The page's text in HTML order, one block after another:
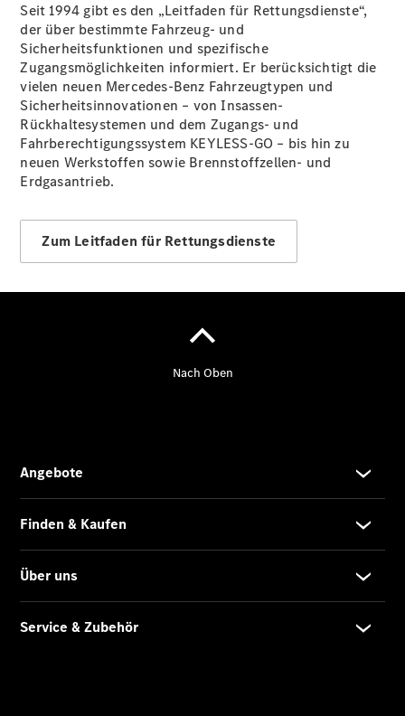
Fahrgestell
- elektrisch
Vito
eVito
Kastenwagen
- elektrisch
Vito Tourer
Citan
Citan
eCitan
Seit 1994 gibt es den „Leitfaden für Rettungsdienste“,
der über bestimmte Fahrzeug- und
Sicherheitsfunktionen und spezifische
Zugangsmöglichkeiten informiert. Er berücksichtigt die
vielen neuen Mercedes-Benz Fahrzeugtypen und
Sicherheitsinnovationen – von Insassen-
Rückhaltesystemen und dem Zugangs- und
Fahrberechtigungssystem KEYLESS-GO – bis hin zu
neuen Werkstoffen sowie Brennstoffzellen- und
Erdgasantrieb.
Zum Leitfaden für Rettungsdienste